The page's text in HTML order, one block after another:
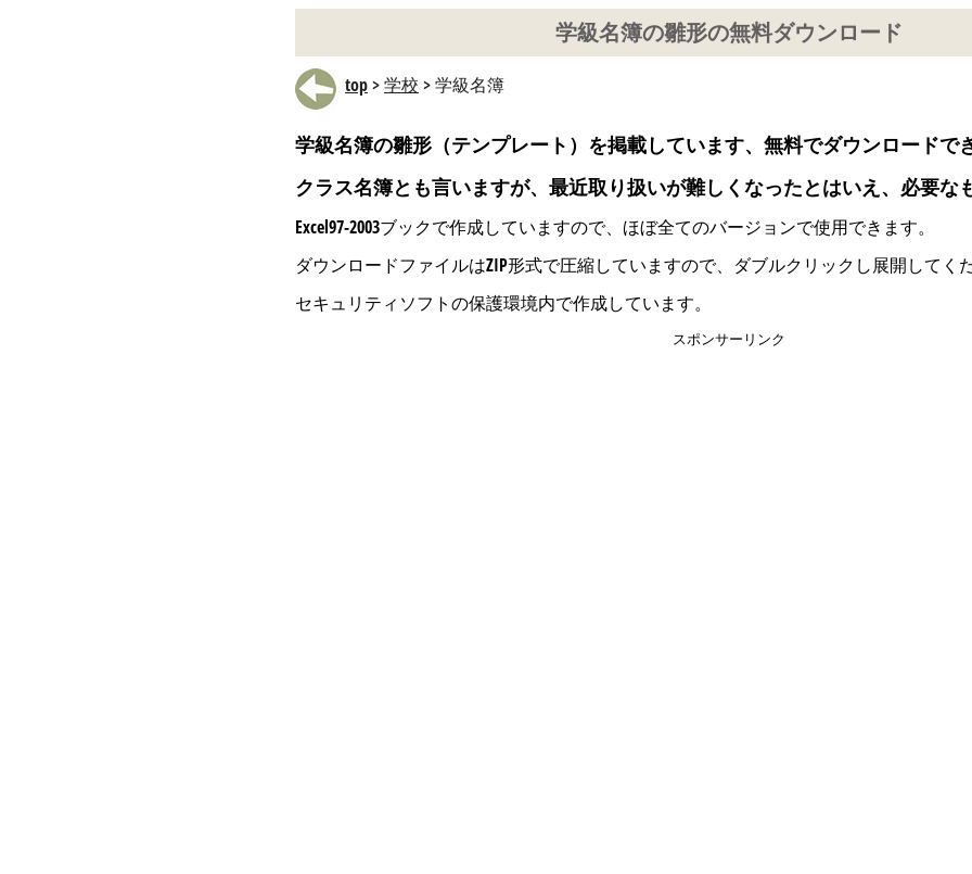
学級名簿の雛形の無料ダウンロード
top>学校 > 学級名簿
学級名簿の雛形（テンプレート）を掲載しています、無料でダウンロードで
クラス名簿とも言いますが、最近取り扱いが難しくなったとはいえ、必要な
Excel97-2003ブックで作成していますので、ほぼ全てのバージョンで使用できます。
ダウンロードファイルはZIP形式で圧縮していますので、ダブルクリックし展開してく
セキュリティソフトの保護環境内で作成しています。
スポンサーリンク